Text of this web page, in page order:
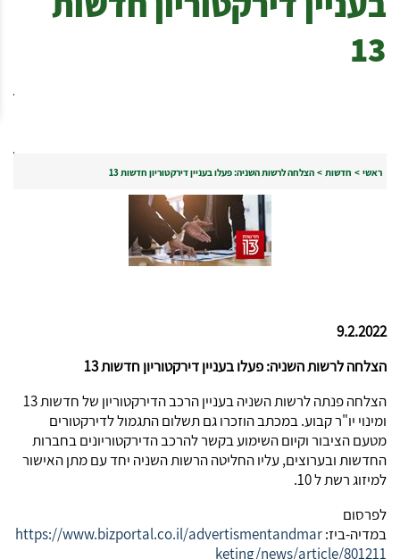
13
ראשי > חדשות > הצלחה לרשות השניה: פעלו בעניין דירקטוריון חדשות 13
9.2.2022
הצלחה לרשות השניה: פעלו בעניין דירקטוריון חדשות 13
הצלחה פנתה לרשות השניה בעניין הרכב הדירקטוריון של חדשות 13
ומינוי יו"ר קבוע. במכתב הוזכרו גם תשלום התגמול לדירקטורים
מטעם הציבור וקיום השימוע בקשר להרכב הדירקטוריונים בחברות
החדשות ובערוצים, עליו החליטה הרשות השניה יחד עם מתן האישור
למיזוג רשת ל 10.
לפרסום
במדיה-ביז:https://www.bizportal.co.il/advertismentandmar
keting/news/article/801211